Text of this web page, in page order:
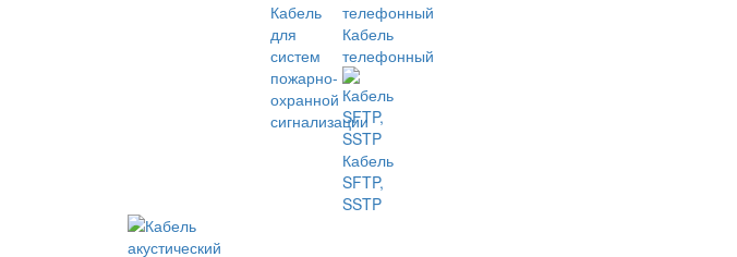
Кабель
для
систем
пожарно-
охранной
сигнализации
Кабель
телефонный
Кабель
SFTP,
SSTP